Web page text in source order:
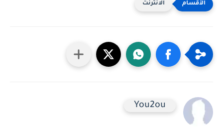
الانترنت
You2ou